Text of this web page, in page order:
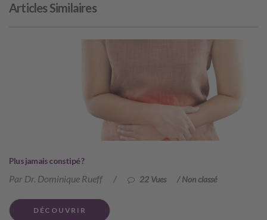
Articles Similaires
Plus jamais constipé ?
Par Dr. Dominique Rueff / 22 Vues /Non classé
DÉCOUVRIR